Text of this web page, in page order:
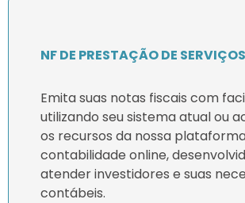
NF DE PRESTAÇÃO DE SERVIÇOS
Emita suas notas fiscais com
utilizando seu sistema atual ou
os recursos da nossa
contabilidade online,
atender investidores e suas
contábeis.